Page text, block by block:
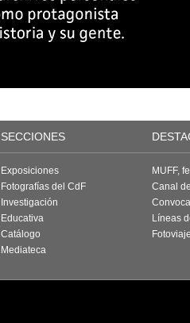
SECCIONES
Exposiciones
Fotografías del CdF
Investigación
Educativa
Catálogo
Mediateca
MUFF,
Canal
Líneas